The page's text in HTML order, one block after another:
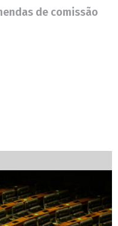
de comissão